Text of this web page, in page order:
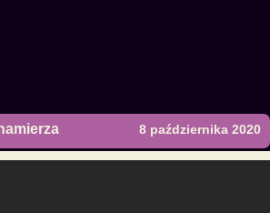
8 października 2020